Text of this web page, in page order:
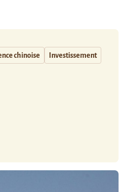
chinoise Investissement